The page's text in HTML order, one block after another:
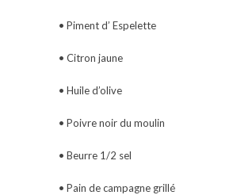
• Piment d’ Espelette
• Citron jaune
• Huile d’olive
• Poivre noir du moulin
• Beurre 1/2 sel
• Pain de campagne grillé